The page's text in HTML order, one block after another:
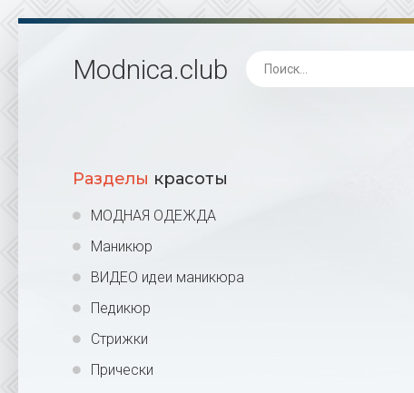
Modnica.club
Разделы красоты
МОДНАЯ ОДЕЖДА
Маникюр
ВИДЕО идеи маникюра
Педикюр
Стрижки
Прически